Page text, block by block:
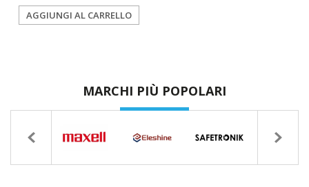
AGGIUNGI AL CARRELLO
MARCHI PIÙ POPOLARI